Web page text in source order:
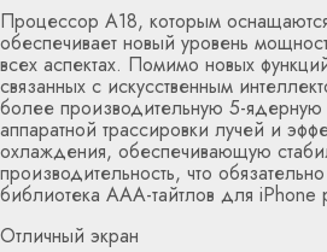
Процессор A18, которым
обеспечивает новый уровень
всех аспектах. Помимо новых
связанных с искусственным
более производительную 5-
аппаратной трассировки лучей и
охлаждения, обеспечивающую
производительность, что
библиотека ААА-тайтлов для iPhone
Отличный экран